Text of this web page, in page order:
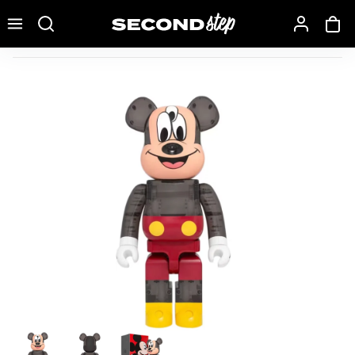
Bearbrick x CLOT x 3125C x Disney 3-Eyed Mickey Mouse